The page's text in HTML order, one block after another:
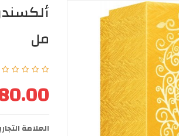
مل
480.00
العلامة